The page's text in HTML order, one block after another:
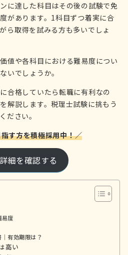
に達した科目はその後の試験で免
があります。1科目ずつ着実に合
ら取得を試みる方も多いでしょ
値や各科目における難易度につい
いでしょうか。
合格していたら転職に有利なの
解説します。税理士試験に挑もう
ださい。
す方を積極採用中！／
細を確認する
易度
有効期限は？
高い